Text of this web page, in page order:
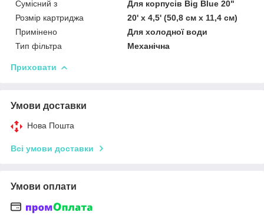
Сумісний з
Для корпусів Big Blue 20"
Розмір картриджа
20' x 4,5' (50,8 см x 11,4 см)
Примінено
Для холодної води
Тип фільтра
Механічна
Приховати
Умови доставки
Нова Пошта
Всі умови доставки
Умови оплати